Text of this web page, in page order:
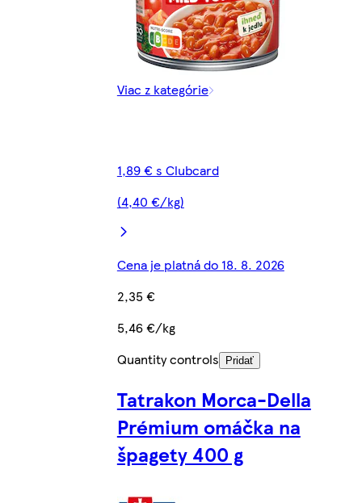
Viac z kategórie
1,89 € s Clubcard
(4,40 €/kg)
Cena je platná do 18. 8. 2026
2,35 €
5,46 €/kg
Quantity controls
Pridať
Tatrakon Morca-Della
Prémium omáčka na
špagety 400 g